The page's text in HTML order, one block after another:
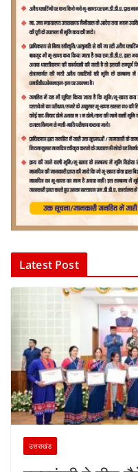
Latest Post
उत्तराखंड